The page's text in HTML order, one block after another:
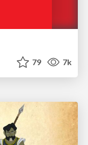
79 7k